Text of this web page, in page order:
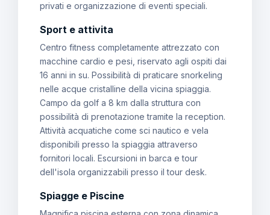
privati e organizzazione di eventi speciali.
Sport e attivita
Centro fitness completamente attrezzato con
macchine cardio e pesi, riservato agli ospiti dai
16 anni in su. Possibilità di praticare snorkeling
nelle acque cristalline della vicina spiaggia.
Campo da golf a 8 km dalla struttura con
possibilità di prenotazione tramite la reception.
Attività acquatiche come sci nautico e vela
disponibili presso la spiaggia attraverso
fornitori locali. Escursioni in barca e tour
dell'isola organizzabili presso il tour desk.
Spiagge e Piscine